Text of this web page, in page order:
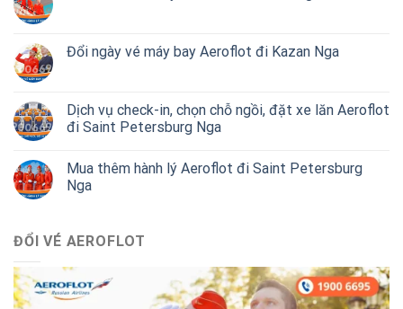
Đổi ngày vé máy bay Aeroflot đi Kazan Nga
Dịch vụ check-in, chọn chỗ ngồi, đặt xe lăn Aeroflot
đi Saint Petersburg Nga
Mua thêm hành lý Aeroflot đi Saint Petersburg
Nga
ĐỔI VÉ AEROFLOT